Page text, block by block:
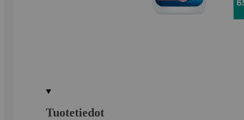
Tuotetiedot